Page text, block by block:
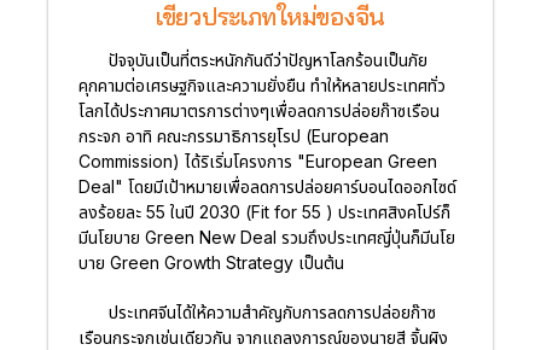
เขียวประเภทใหม่ของจีน
ปัจจุบันเป็นที่ตระหนักกันดีว่าปัญหาโลกร้อนเป็นภัย
คุกคามต่อเศรษฐกิจและความยั่งยืน ทำให้หลายประเทศทั่ว
โลกได้ประกาศมาตรการต่างๆเพื่อลดการปล่อยก๊าซเรือน
กระจก อาทิ คณะกรรมาธิการยุโรป (European
Commission) ได้ริเริ่มโครงการ "European Green
Deal" โดยมีเป้าหมายเพื่อลดการปล่อยคาร์บอนไดออกไซด์
ลงร้อยละ 55 ในปี 2030 (Fit for 55 ) ประเทศสิงคโปร์ก็
มีนโยบาย Green New Deal รวมถึงประเทศญี่ปุ่นก็มีนโย
บาย Green Growth Strategy เป็นต้น
ประเทศจีนได้ให้ความสำคัญกับการลดการปล่อยก๊าซ
เรือนกระจกเช่นเดียวกัน จากแถลงการณ์ของนายสี จิ้นผิง